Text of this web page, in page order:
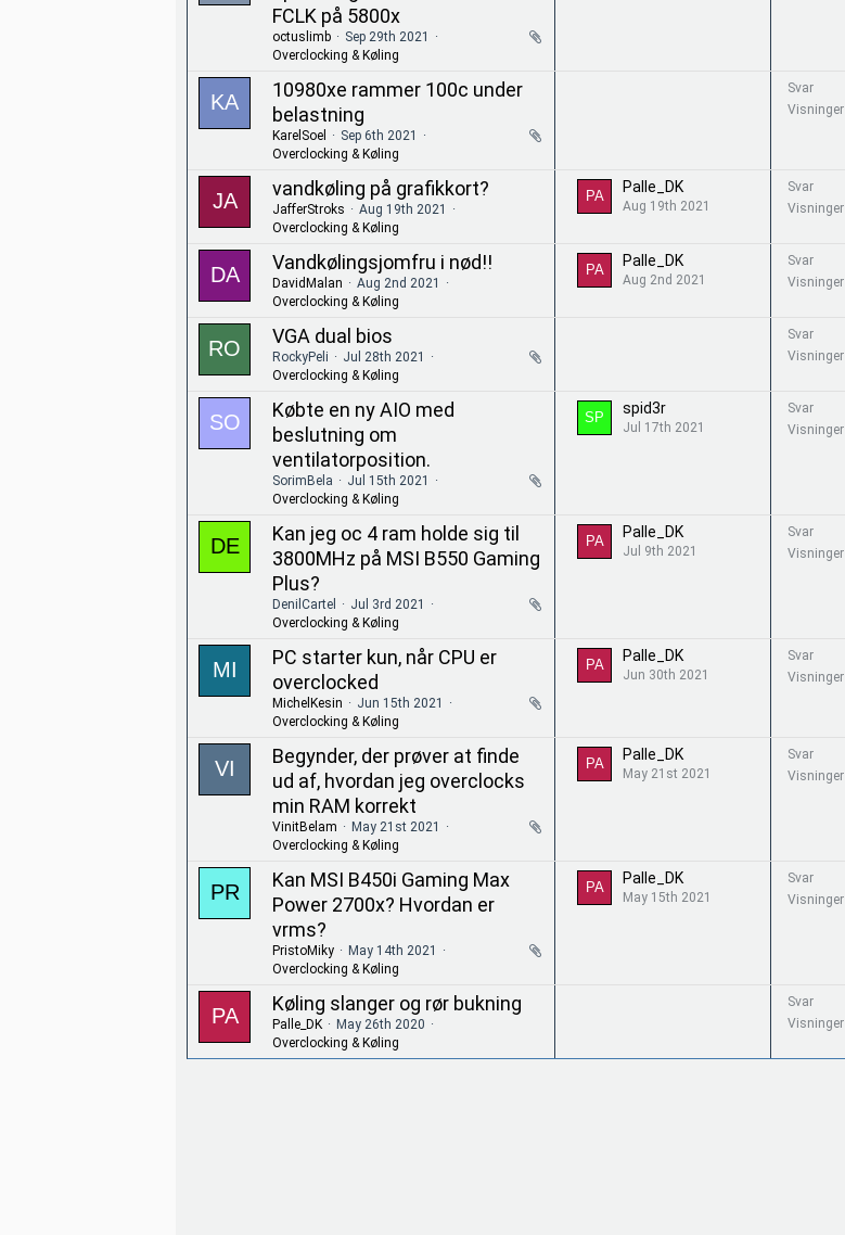
FCLK på 5800x
octuslimb
Sep 29th 2021
Overclocking & Køling
10980xe rammer 100c under
belastning
KarelSoel
Sep 6th 2021
Overclocking & Køling
Svar
Visninger
vandkøling på grafikkort?
JafferStroks
Aug 19th 2021
Overclocking & Køling
Palle_DK
Aug 19th 2021
Svar
Visninger
Vandkølingsjomfru i nød!!
DavidMalan
Aug 2nd 2021
Overclocking & Køling
Palle_DK
Aug 2nd 2021
Svar
Visninger
VGA dual bios
RockyPeli
Jul 28th 2021
Overclocking & Køling
Svar
Visninger
Købte en ny AIO med
beslutning om
ventilatorposition.
SorimBela
Jul 15th 2021
Overclocking & Køling
spid3r
Jul 17th 2021
Svar
Visninger
Kan jeg oc 4 ram holde sig til
3800MHz på MSI B550 Gaming
Plus?
DenilCartel
Jul 3rd 2021
Overclocking & Køling
Palle_DK
Jul 9th 2021
Svar
Visninger
PC starter kun, når CPU er
overclocked
MichelKesin
Jun 15th 2021
Overclocking & Køling
Palle_DK
Jun 30th 2021
Svar
Visninger
Begynder, der prøver at finde
ud af, hvordan jeg overclocks
min RAM korrekt
VinitBelam
May 21st 2021
Overclocking & Køling
Palle_DK
May 21st 2021
Svar
Visninger
Kan MSI B450i Gaming Max
Power 2700x? Hvordan er
vrms?
PristoMiky
May 14th 2021
Overclocking & Køling
Palle_DK
May 15th 2021
Svar
Visninger
Køling slanger og rør bukning
Palle_DK
May 26th 2020
Overclocking & Køling
Svar
Visninger